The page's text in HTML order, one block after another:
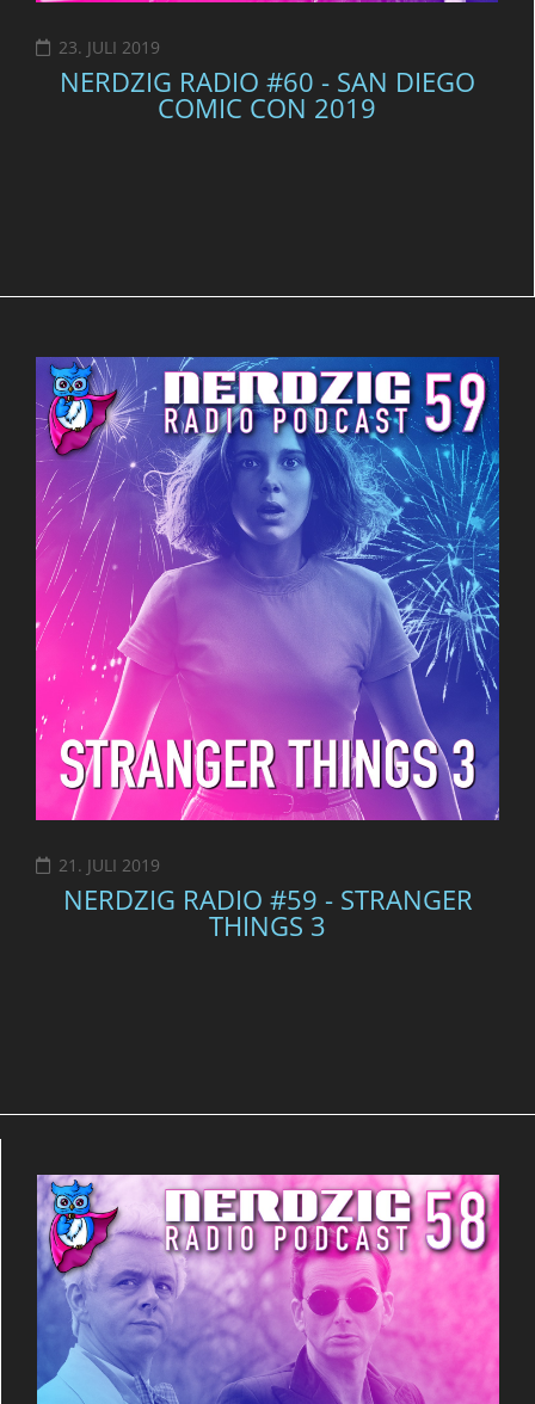
23. JULI 2019
NERDZIG RADIO #60 - SAN DIEGO
COMIC CON 2019
21. JULI 2019
NERDZIG RADIO #59 - STRANGER
THINGS 3